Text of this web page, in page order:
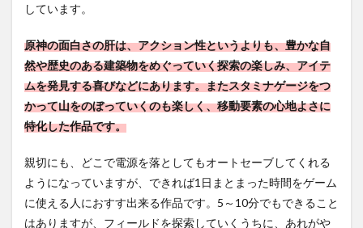
しています。
原神の面白さの肝は、アクション性というよりも、豊かな自
然や歴史のある建築物をめぐっていく探索の楽しみ、アイテ
ムを発見する喜びなどにあります。またスタミナゲージをつ
かって山をのぼっていくのも楽しく、移動要素の心地よさに
特化した作品です。
親切にも、どこで電源を落としてもオートセーブしてくれる
ようになっていますが、できれば1日まとまった時間をゲーム
に使える人におすす出来る作品です。5～10分でもできること
はありますが、フィールドを探索していくうちに、あれがや